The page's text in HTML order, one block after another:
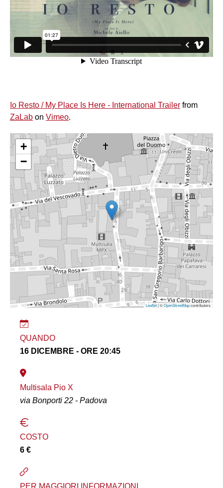
Io Resto / My Place Is Here - International Trailer from
ZaLab on Vimeo.
+
−
Leaflet| ©OpenStreetMapcontributors
QUANDO
16 DICEMBRE - ORE 20:45
Multisala Pio X
via Bonporti 22 - Padova
COSTO
6 €